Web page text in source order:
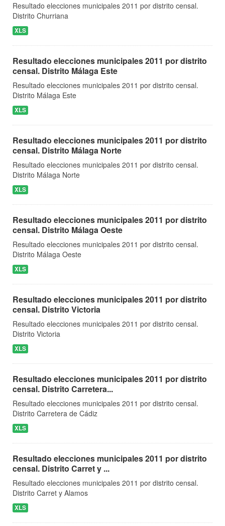
Resultado elecciones municipales 2011 por distrito censal.
Distrito Churriana
XLS
Resultado elecciones municipales 2011 por distrito
censal. Distrito Málaga Este
Resultado elecciones municipales 2011 por distrito censal.
Distrito Málaga Este
XLS
Resultado elecciones municipales 2011 por distrito
censal. Distrito Málaga Norte
Resultado elecciones municipales 2011 por distrito censal.
Distrito Málaga Norte
XLS
Resultado elecciones municipales 2011 por distrito
censal. Distrito Málaga Oeste
Resultado elecciones municipales 2011 por distrito censal.
Distrito Málaga Oeste
XLS
Resultado elecciones municipales 2011 por distrito
censal. Distrito Victoria
Resultado elecciones municipales 2011 por distrito censal.
Distrito Victoria
XLS
Resultado elecciones municipales 2011 por distrito
censal. Distrito Carretera...
Resultado elecciones municipales 2011 por distrito censal.
Distrito Carretera de Cádiz
XLS
Resultado elecciones municipales 2011 por distrito
censal. Distrito Carret y ...
Resultado elecciones municipales 2011 por distrito censal.
Distrito Carret y Alamos
XLS